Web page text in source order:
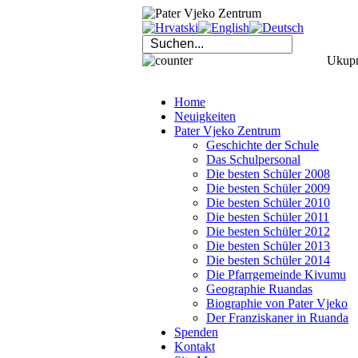
Home
Neuigkeiten
Pater Vjeko Zentrum
Geschichte der Schule
Das Schulpersonal
Die besten Schüler 2008
Die besten Schüler 2009
Die besten Schüler 2010
Die besten Schüler 2011
Die besten Schüler 2012
Die besten Schüler 2013
Die besten Schüler 2014
Die Pfarrgemeinde Kivumu
Geographie Ruandas
Biographie von Pater Vjeko
Der Franziskaner in Ruanda
Spenden
Kontakt